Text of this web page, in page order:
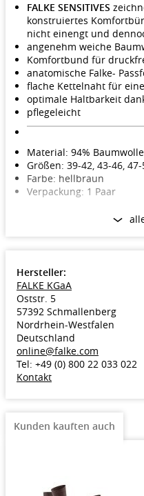
FALKE SENSITIVES
konstruiertes
nicht einengt und
angenehm weiche
Komfortbund für
anatomische Falke-
flache Kettelnaht für
optimale Haltbarkeit
pflegeleicht
Material: 94%
Größen: 39-42, 43-46,
Farbe: hellbraun
Verpackung: 1 Paar
Hersteller:
FALKE KGaA
Oststr. 5
57392 Schmallenberg
Nordrhein-Westfalen
Deutschland
online@falke.com
Tel: +49 (0) 800 22 033 022
Kontakt
Kunden kauften auch